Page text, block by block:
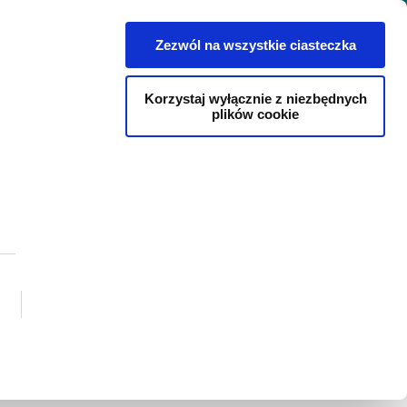
Zezwól na wszystkie ciasteczka
Korzystaj wyłącznie z niezbędnych
plików cookie
Kontakt Blog Pl
Język polski
złotych (38,5
o mocy 66